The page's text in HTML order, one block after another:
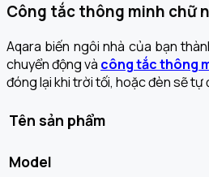
Công tắc thông minh chữ
Aqara biến ngôi nhà của bạn
chuyển động và công tắc thông
đóng lại khi trời tối, hoặc đèn sẽ
Tên sản phẩm
Model